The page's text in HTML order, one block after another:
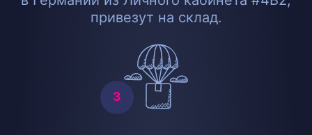
привезут на склад.